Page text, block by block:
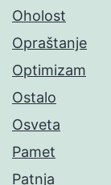
Oholost
Opraštanje
Optimizam
Ostalo
Osveta
Pamet
Patnja